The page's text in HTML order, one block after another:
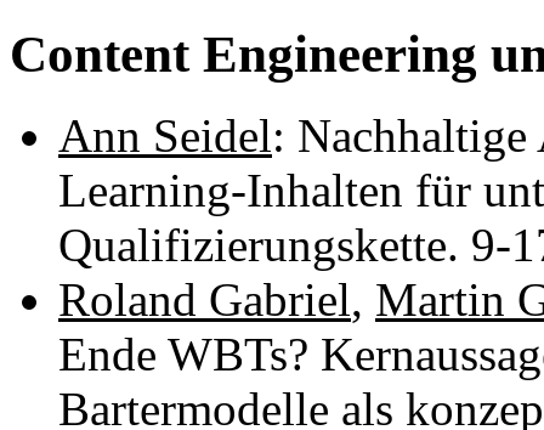
Content Engineering
Ann Seidel: Nachhaltige
Learning-Inhalten für
Qualifizierungskette. 9-
Roland Gabriel, Martin
Ende WBTs?
Bartermodelle als